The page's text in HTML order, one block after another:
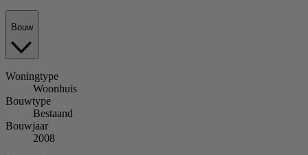
Bouw
Woningtype
Woonhuis
Bouwtype
Bestaand
Bouwjaar
2008